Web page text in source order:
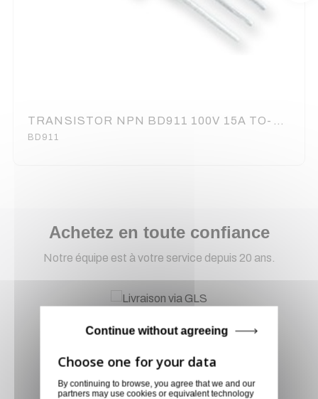
BD911
Achetez en toute confiance
Notre équipe est à votre service depuis 20 ans.
directement en magasin ou
dans les points relais de notre
By continuing to browse, you agree that we and our
partners may use cookies or equivalent technology
Continue without agreeing